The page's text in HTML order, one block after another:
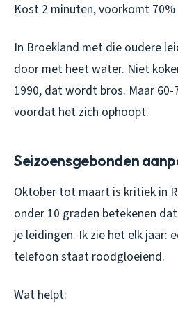
Kost 2 minuten, voorkomt
In Broekland met die oudere
door met heet water. Niet
1990, dat wordt bros. Maar
voordat het zich ophoopt.
Seizoensgebonden
Oktober tot maart is kritiek in
onder 10 graden betekenen
je leidingen. Ik zie het elk jaar:
telefoon staat roodgloeiend.
Wat helpt: